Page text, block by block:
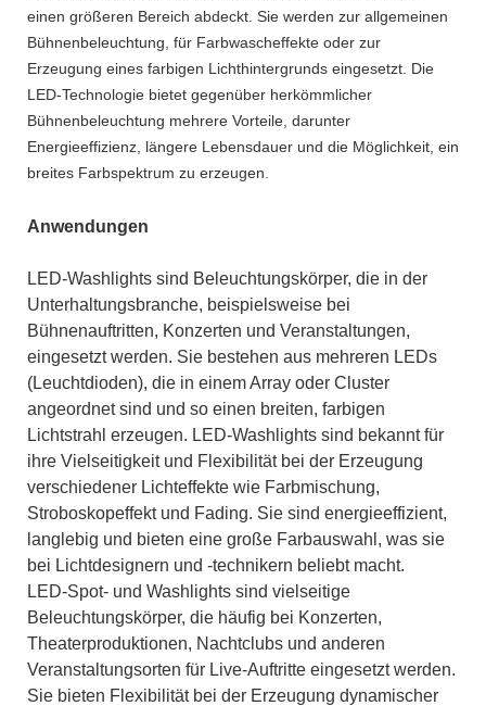
einen größeren Bereich abdeckt. Sie werden zur allgemeinen
Bühnenbeleuchtung, für Farbwascheffekte oder zur
Erzeugung eines farbigen Lichthintergrunds eingesetzt. Die
LED-Technologie bietet gegenüber herkömmlicher
Bühnenbeleuchtung mehrere Vorteile, darunter
Energieeffizienz, längere Lebensdauer und die Möglichkeit, ein
breites Farbspektrum zu erzeugen.
Anwendungen
LED-Washlights sind Beleuchtungskörper, die in der
Unterhaltungsbranche, beispielsweise bei
Bühnenauftritten, Konzerten und Veranstaltungen,
eingesetzt werden. Sie bestehen aus mehreren LEDs
(Leuchtdioden), die in einem Array oder Cluster
angeordnet sind und so einen breiten, farbigen
Lichtstrahl erzeugen. LED-Washlights sind bekannt für
ihre Vielseitigkeit und Flexibilität bei der Erzeugung
verschiedener Lichteffekte wie Farbmischung,
Stroboskopeffekt und Fading. Sie sind energieeffizient,
langlebig und bieten eine große Farbauswahl, was sie
bei Lichtdesignern und -technikern beliebt macht.
LED-Spot- und Washlights sind vielseitige
Beleuchtungskörper, die häufig bei Konzerten,
Theaterproduktionen, Nachtclubs und anderen
Veranstaltungsorten für Live-Auftritte eingesetzt werden.
Sie bieten Flexibilität bei der Erzeugung dynamischer